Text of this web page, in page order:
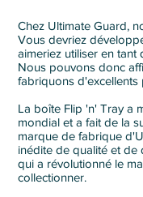
Chez Ultimate Guard,
Vous devriez
aimeriez utiliser en
Nous pouvons donc
fabriquons d'excellents
La boîte Flip 'n' Tray a
mondial et a fait de la
marque de fabrique
inédite de qualité et de
qui a révolutionné le
collectionner.